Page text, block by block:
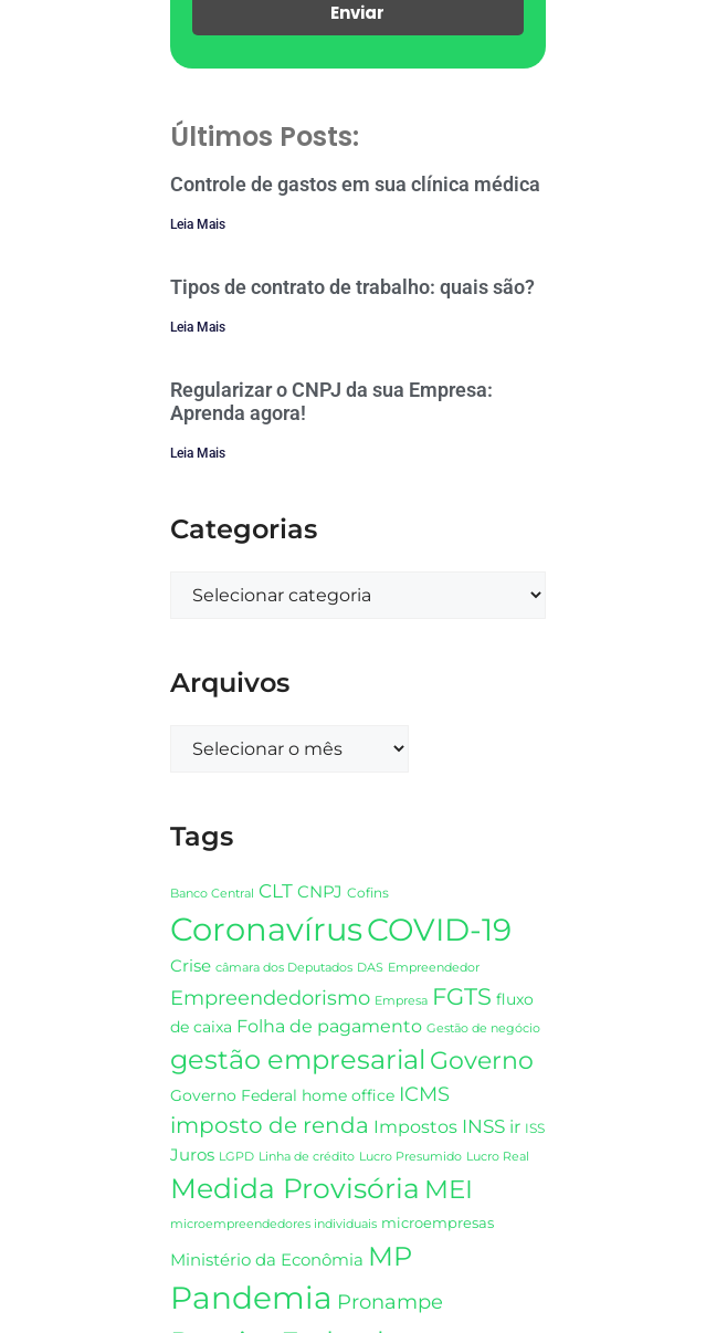
Enviar
Últimos Posts:
Controle de gastos em sua clínica médica
Leia Mais
Tipos de contrato de trabalho: quais são?
Leia Mais
Regularizar o CNPJ da sua Empresa:
Aprenda agora!
Leia Mais
Categorias
Arquivos
Tags
Banco Central CLT CNPJ Cofins
CoronavírusCOVID-19
Crise câmara dos Deputados DAS Empreendedor
Empreendedorismo Empresa FGTS fluxo
de caixa Folha de pagamento Gestão de negócio
gestão empresarial Governo
Governo Federal home office ICMS
imposto de renda Impostos INSS ir ISS
Juros LGPD Linha de crédito Lucro Presumido Lucro Real
Medida Provisória MEI
microempreendedores individuais microempresas
Ministério da Econômia MP
Pandemia Pronampe